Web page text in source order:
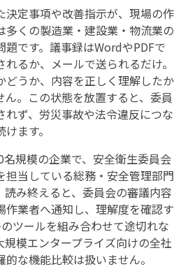
決定事項や改善指示が、現場の作
多くの製造業・建設業・物流業の
です。議事録はWordやPDFで
るか、メールで送られるだけ。
どうか、内容を正しく理解したか
。この状態を放置すると、委員
ず、労災事故や法令違反につな
ます。
規模の企業で、安全衛生委員会
担当している総務・安全管理部門
み終えると、委員会の審議内容
作業者へ通知し、理解度を確認す
ツールを組み合わせて途切れな
模エンタープライズ向けの全社
な機能比較は扱いません。